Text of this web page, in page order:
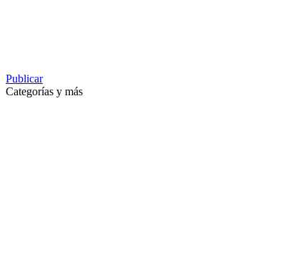
Publicar
Categorías y más